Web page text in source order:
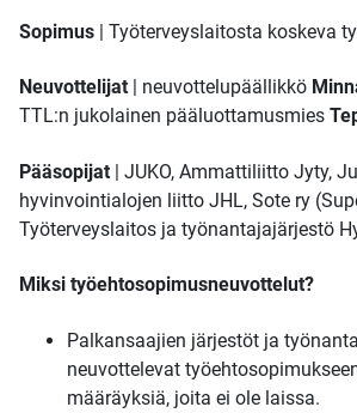
Sopimus | Työterveyslaitosta koskeva
Neuvottelijat | neuvottelupäällikkö
TTL:n jukolainen pääluottamusmies
Pääsopijat | JUKO, Ammattiliitto Jyty,
hyvinvointialojen liitto JHL, Sote ry
Työterveyslaitos ja työnantajajärjestö
Miksi työehtosopimusneuvottelut?
Palkansaajien järjestöt ja
neuvottelevat
määräyksiä, joita ei ole laissa.